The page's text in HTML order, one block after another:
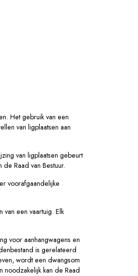
Het gebruik van een
van ligplaatsen aan
van ligplaatsen gebeurt
Raad van Bestuur.
voorafgaandelijke
van een vaartuig. Elk
voor aanhangwagens en
is gerelateerd
wordt een dwangsom
kan de Raad